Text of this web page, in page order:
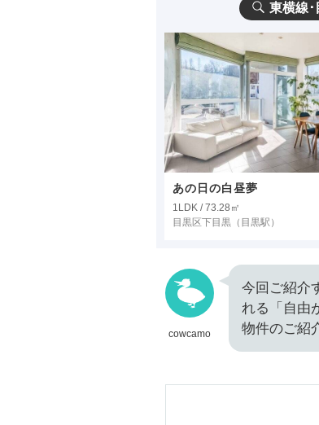
東横線･
あの日の白昼夢
1LDK / 73.28㎡
目黒区下目黒 （目黒駅）
cowcamo
今回ご紹介
れる「自由
物件のご紹